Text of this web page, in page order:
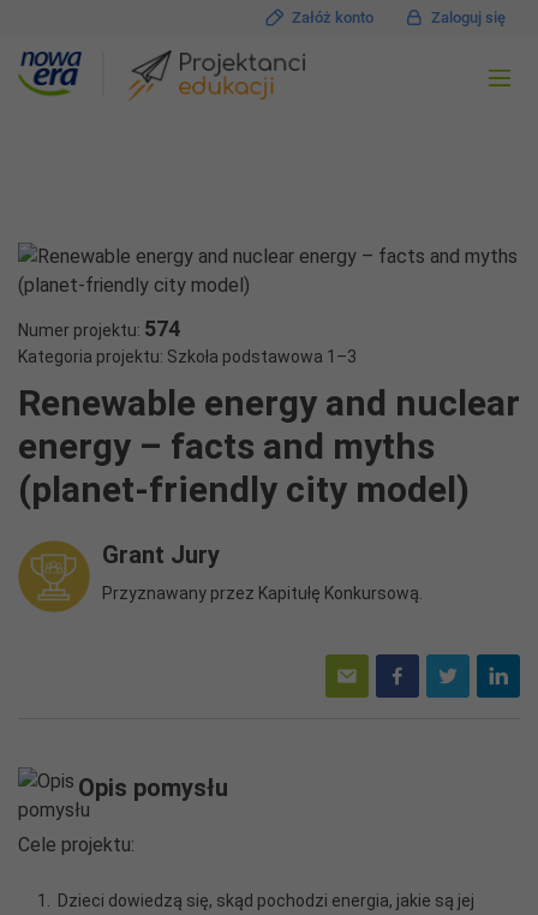
Załóż konto Zaloguj się
Numer projektu: 574
Kategoria projektu: Szkoła podstawowa 1–3
Renewable energy and nuclear
energy – facts and myths
(planet-friendly city model)
Grant Jury
Przyznawany przez Kapitułę Konkursową.
Opis pomysłu
Cele projektu:
Dzieci dowiedzą się, skąd pochodzi energia, jakie są jej